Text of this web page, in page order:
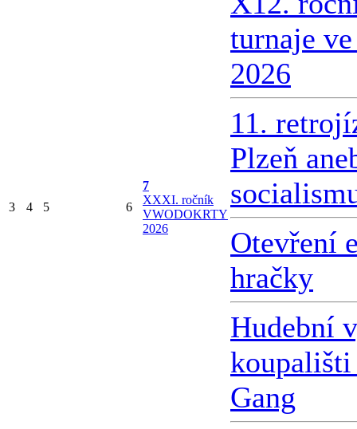
3 4 5 6
7
XXXI. ročník
VWODOKRTY
2026
turnaje
2026
11.
Plzeň
Otevření
hračky
Hudební
Gang